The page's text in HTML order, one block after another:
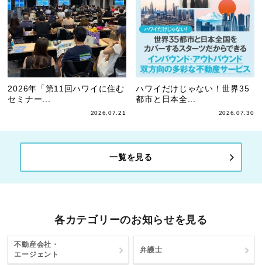
2026年「第11回ハワイに住む
セミナー...
2026.07.21
ハワイだけじゃない！世界35
都市と日本全...
2026.07.30
一覧を見る
各カテゴリーのお知らせを見る
不動産会社・
エージェント
弁護士